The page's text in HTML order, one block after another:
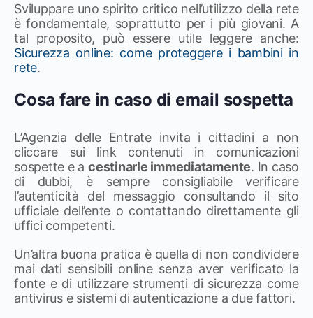
Sviluppare uno spirito critico nell’utilizzo della rete
è fondamentale, soprattutto per i più giovani. A
tal proposito, può essere utile leggere anche:
Sicurezza online: come proteggere i bambini in
rete.
Cosa fare in caso di email sospetta
L’Agenzia delle Entrate invita i cittadini a non
cliccare sui link contenuti in comunicazioni
sospette e acestinarle immediatamente. In caso
di dubbi, è sempre consigliabile verificare
l’autenticità del messaggio consultando il sito
ufficiale dell’ente o contattando direttamente gli
uffici competenti.
Un’altra buona pratica è quella di non condividere
mai dati sensibili online senza aver verificato la
fonte e di utilizzare strumenti di sicurezza come
antivirus e sistemi di autenticazione a due fattori.